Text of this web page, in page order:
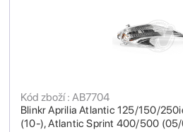
Blinkr Aprilia Atlantic 125/150/
(10-), Atlantic Sprint 400/500
Kód zboží : AB7704